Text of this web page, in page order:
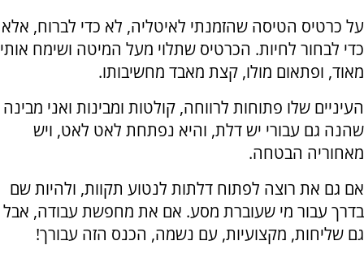
על כרטיס הטיסה שהזמנתי לאיטליה, לא כדי לברוח, אלא
כדי לבחור לחיות. הכרטיס שתלוי מעל המיטה ושימח אותי
מאוד, ופתאום מולו, קצת מאבד מחשיבותו.
העיניים שלו פתוחות לרווחה, קולטות ומבינות ואני מבינה
שהנה גם עבורי יש דלת, והיא נפתחת לאט לאט, ויש
מאחוריה הבטחה.
אם גם את רוצה לפתוח דלתות לנטוע תקוות, ולהיות שם
בדרך עבור מי שעוברת מסע. אם את מחפשת עבודה, אבל
גם שליחות, מקצועיות, עם נשמה, הכנס הזה עבורך!